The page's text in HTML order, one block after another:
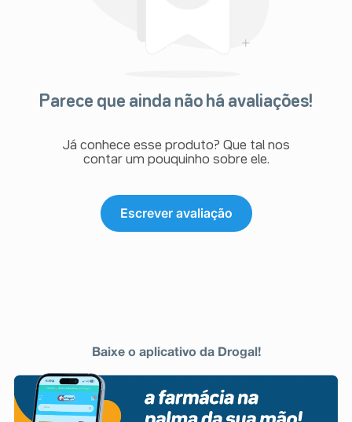
Parece que ainda não há avaliações!
Já conhece esse produto? Que tal nos
contar um pouquinho sobre ele.
Escrever avaliação
Baixe o aplicativo da Drogal!